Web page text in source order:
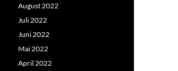
August 2022
Juli 2022
Juni 2022
Mai 2022
April 2022